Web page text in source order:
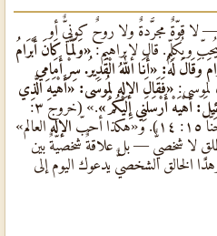
لا قوّةٌ مجرَّدةٌ ولا روحٌ كونيٌّ أو
قال لإبراهيم: «وَلَمَّا كَانَ أَبْرَامُ
لَهُ: «أَنَا اللهُ الْقَدِيرُ. سِرْ أَمَامِي
«فَقَالَ الإله لِمُوسَى: «أَهْيَهِ الَّذِي
أَهْيَهْ أَرْسَلَنِي إِلَيْكُمْ»
.» (خروج ٣:
أحبّ الإله العالم»
لمطلقٍ لا شخصيٌّ — بل علاقةٌ شخصيّةٌ بين
الخالق الشخصيٌّ يدعوك اليوم إلى